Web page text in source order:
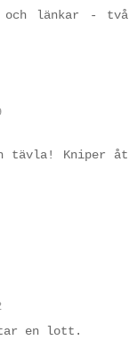
och länkar - två
tävla! Kniper åt
tar en lott.